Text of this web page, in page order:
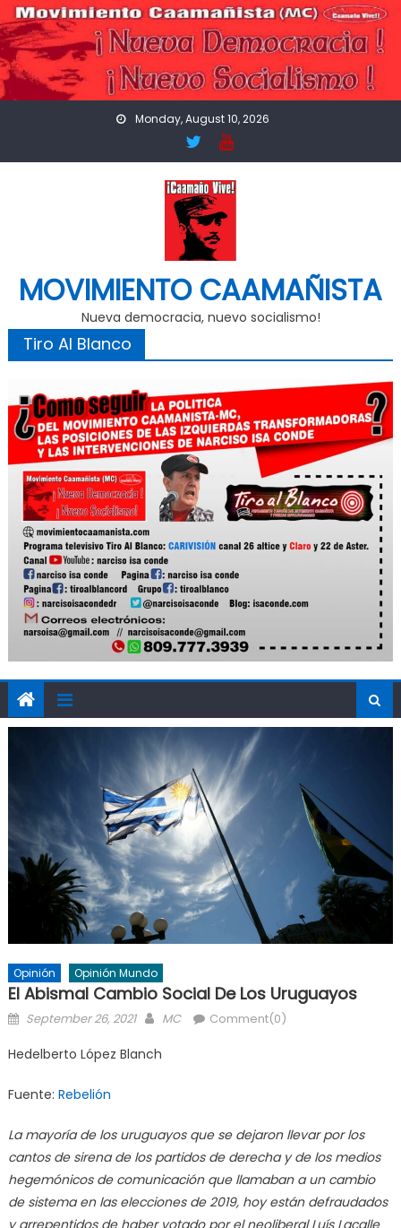
Skip
to
content
Monday, August 10, 2026
MOVIMIENTO CAAMAÑISTA
Nueva democracia, nuevo socialismo!
Tiro Al Blanco
Opinión Opinión Mundo
El Abismal Cambio Social De Los Uruguayos
Posted
September 26, 2021 Author
MC Comment(0)
Hedelberto López Blanch
Fuente: Rebelión
La mayoría de los uruguayos que se dejaron llevar por los
cantos de sirena de los partidos de derecha y de los medios
hegemónicos de comunicación que llamaban a un cambio
de sistema en las elecciones de 2019, hoy están defraudados